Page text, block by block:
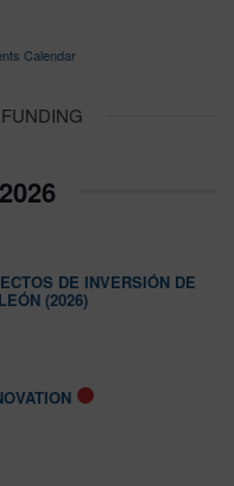
Calendar
DE INVERSIÓN DE
(2026)